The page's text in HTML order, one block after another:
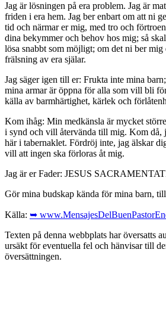
Jag är lösningen på era problem. Jag är
friden i era hem. Jag ber enbart om att ni
tid och närmar er mig, med tro och
dina bekymmer och behov hos mig; så
lösa snabbt som möjligt; om det ni ber
frälsning av era själar.
Jag säger igen till er: Frukta inte mina
mina armar är öppna för alla som vill bli
källa av barmhärtighet, kärlek och
Kom ihåg: Min medkänsla är mycket
i synd och vill återvända till mig. Kom då,
här i tabernaklet. Fördröj inte, jag älskar
vill att ingen ska förloras åt mig.
Jag är er Fader: JESUS
Gör mina budskap kända för mina barn,
Källa: ➥
Texten på denna webbplats har översatts
ursäkt för eventuella fel och hänvisar till
översättningen.